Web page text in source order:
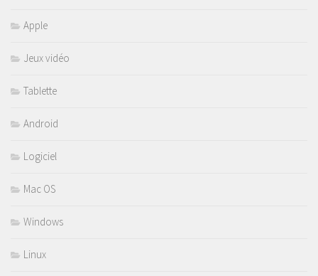
Apple
Jeux vidéo
Tablette
Android
Logiciel
Mac OS
Windows
Linux